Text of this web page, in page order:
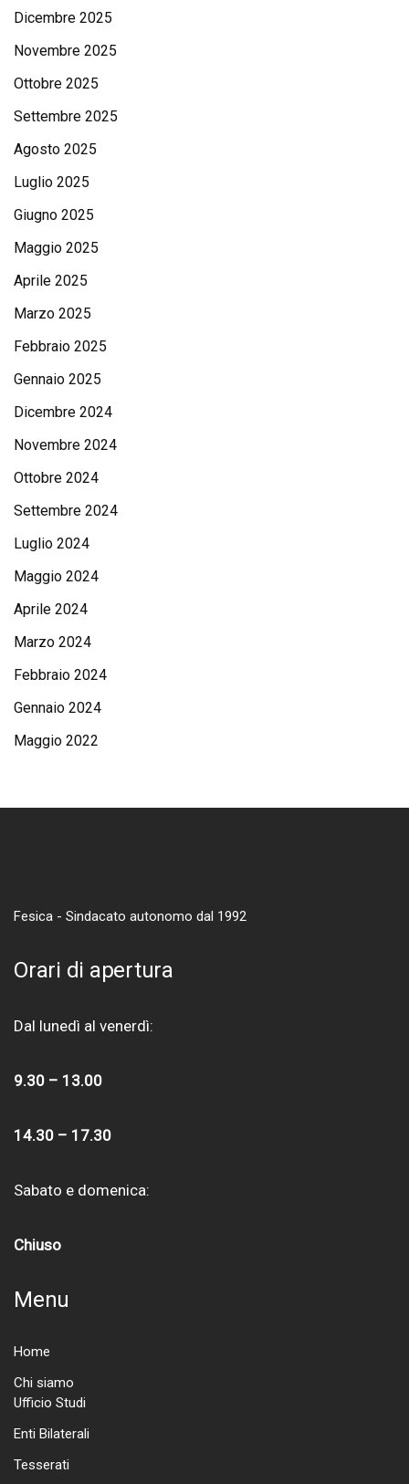
Dicembre 2025
Novembre 2025
Ottobre 2025
Settembre 2025
Agosto 2025
Luglio 2025
Giugno 2025
Maggio 2025
Aprile 2025
Marzo 2025
Febbraio 2025
Gennaio 2025
Dicembre 2024
Novembre 2024
Ottobre 2024
Settembre 2024
Luglio 2024
Maggio 2024
Aprile 2024
Marzo 2024
Febbraio 2024
Gennaio 2024
Maggio 2022
Fesica - Sindacato autonomo dal 1992
Orari di apertura
Dal lunedì al venerdì:
9.30 – 13.00
14.30 – 17.30
Sabato e domenica:
Chiuso
Menu
Home
Chi siamo
Ufficio Studi
Enti Bilaterali
Tesserati